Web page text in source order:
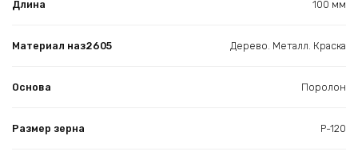
Длина 100 мм
Материал наз2605 Дерево. Металл. Краска
Основа Поролон
Размер зерна Р-120